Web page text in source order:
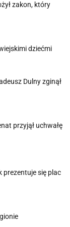
zakon, który
dziećmi
Dulny zginął
przyjął uchwałę
prezentuje się plac